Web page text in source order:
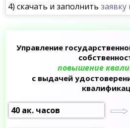
4) скачать и заполнить
Управление
повышение
с выдачей
40 ак. часов